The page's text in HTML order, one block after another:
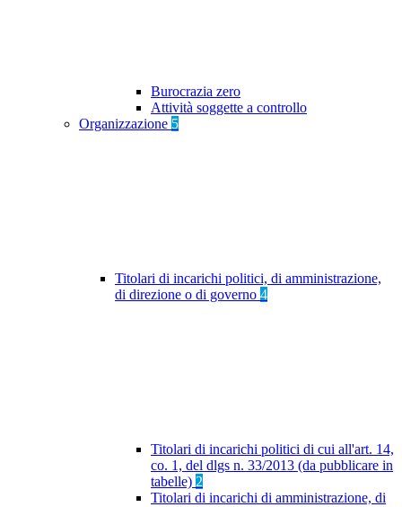
Burocrazia zero
Attività soggette a controllo
Organizzazione 5
Titolari di incarichi politici, di amministrazione,
di direzione o di governo 4
Titolari di incarichi politici di cui all'art. 14,
co. 1, del dlgs n. 33/2013 (da pubblicare in
tabelle) 2
Titolari di incarichi di amministrazione, di